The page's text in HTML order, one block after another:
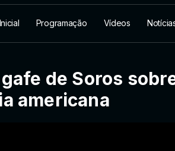
Programação Vídeos
de Soros
americana